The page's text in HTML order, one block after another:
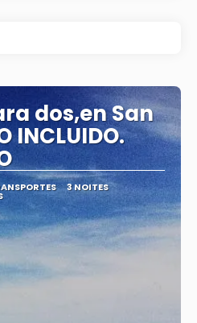
dos,en San
INCLUIDO.
3 NOITES